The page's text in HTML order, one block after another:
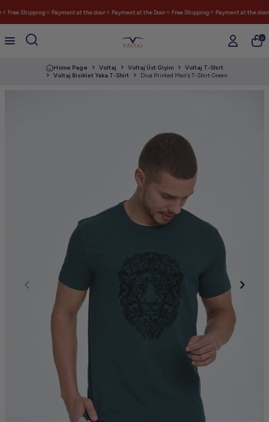
Free Shipping✧ Payment at the door✧ Payment at the Door✧ Free Shipping✧ Payment at the door
0
Home Page Voltaj Voltaj Üst Giyim
Voltaj T-Shirt
Voltaj Bisiklet Yaka T-Shirt
Diva Printed Men's T-Shirt Green